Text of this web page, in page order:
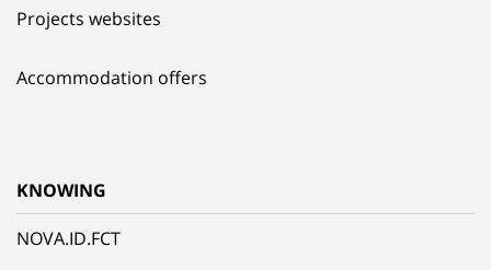
Projects websites
Accommodation offers
KNOWING
NOVA.ID.FCT